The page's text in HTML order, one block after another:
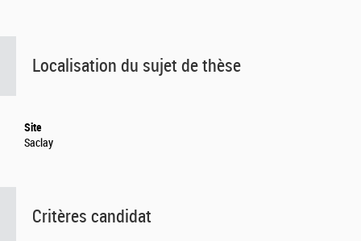
Localisation du sujet de thèse
Site
Saclay
Critères candidat